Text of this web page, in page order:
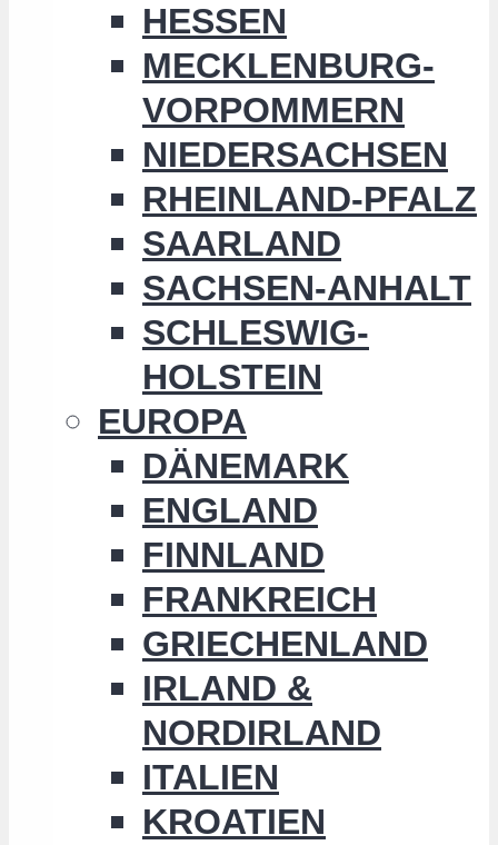
HESSEN
MECKLENBURG-
VORPOMMERN
NIEDERSACHSEN
RHEINLAND-PFALZ
SAARLAND
SACHSEN-ANHALT
SCHLESWIG-
HOLSTEIN
EUROPA
DÄNEMARK
ENGLAND
FINNLAND
FRANKREICH
GRIECHENLAND
IRLAND &
NORDIRLAND
ITALIEN
KROATIEN